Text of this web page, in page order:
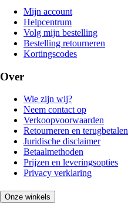
Mijn account
Helpcentrum
Volg mijn bestelling
Bestelling retourneren
Kortingscodes
Over
Wie zijn wij?
Neem contact op
Verkoopvoorwaarden
Retourneren en terugbetalen
Juridische disclaimer
Betaalmethoden
Prijzen en leveringsopties
Privacy verklaring
Onze winkels